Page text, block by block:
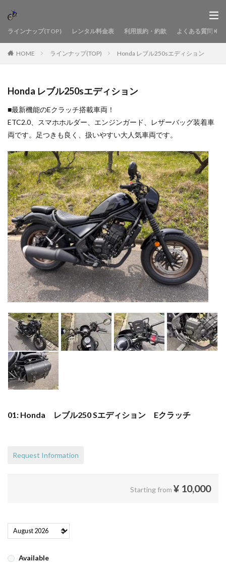
ラインナップ(TOP) レンタル料金表 利用規約・約款 よくある質問
HOME ラインナップ(TOP) Honda レブル250sエディション
Honda レブル250sエディション
■最新機能のEクラッチ搭載車両！
ETC2.0、スマホホルダー、エンジンガード、レザーバッグ装着車
両です。足つきも良く、扱いやすい大人気車両です。
01: Honda レブル250 Sエディション Eクラッチ
Request Information
Starting from ¥ 10,000
Available